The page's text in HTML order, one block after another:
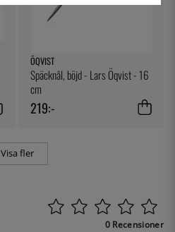
ÖQVIST
Späcknål, böjd - Lars Öqvist - 16
cm
219:-
Visa fler
0 Recensioner